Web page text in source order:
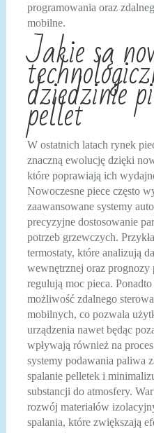
programowania oraz
mobilne.
Jakie są
dziedzinie
pellet
W ostatnich latach rynek
znaczną ewolucję dzięki
które poprawiają ich
Nowoczesne piece często
zaawansowane systemy
precyzyjne dostosowanie
potrzeb grzewczych.
termostaty, które analizują
wewnętrznej oraz prognozy
regulują moc pieca.
możliwość zdalnego
mobilnych, co pozwala
urządzenia nawet będąc
wpływają również na
systemy podawania paliwa
spalanie pelletek i
substancji do atmosfery.
rozwój materiałów
spalania, które zwiększają